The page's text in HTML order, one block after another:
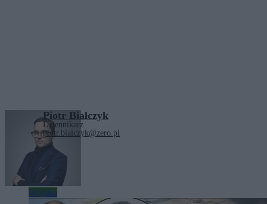
Piotr Białczyk
Dziennikarz
piotr.bialczyk@zero.pl
Zobacz również
Wojsko